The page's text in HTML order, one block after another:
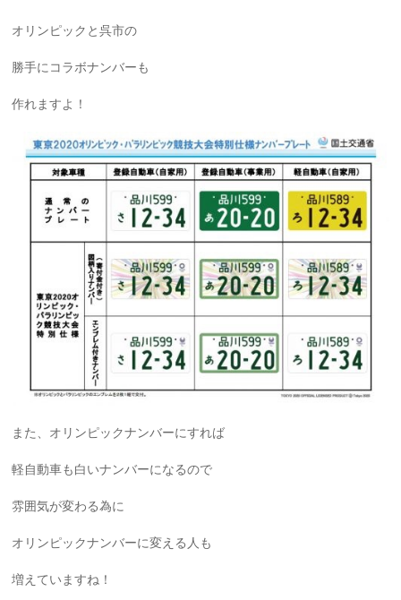
オリンピックと呉市の
勝手にコラボナンバーも
作れますよ！
また、オリンピックナンバーにすれば
軽自動車も白いナンバーになるので
雰囲気が変わる為に
オリンピックナンバーに変える人も
増えていますね！